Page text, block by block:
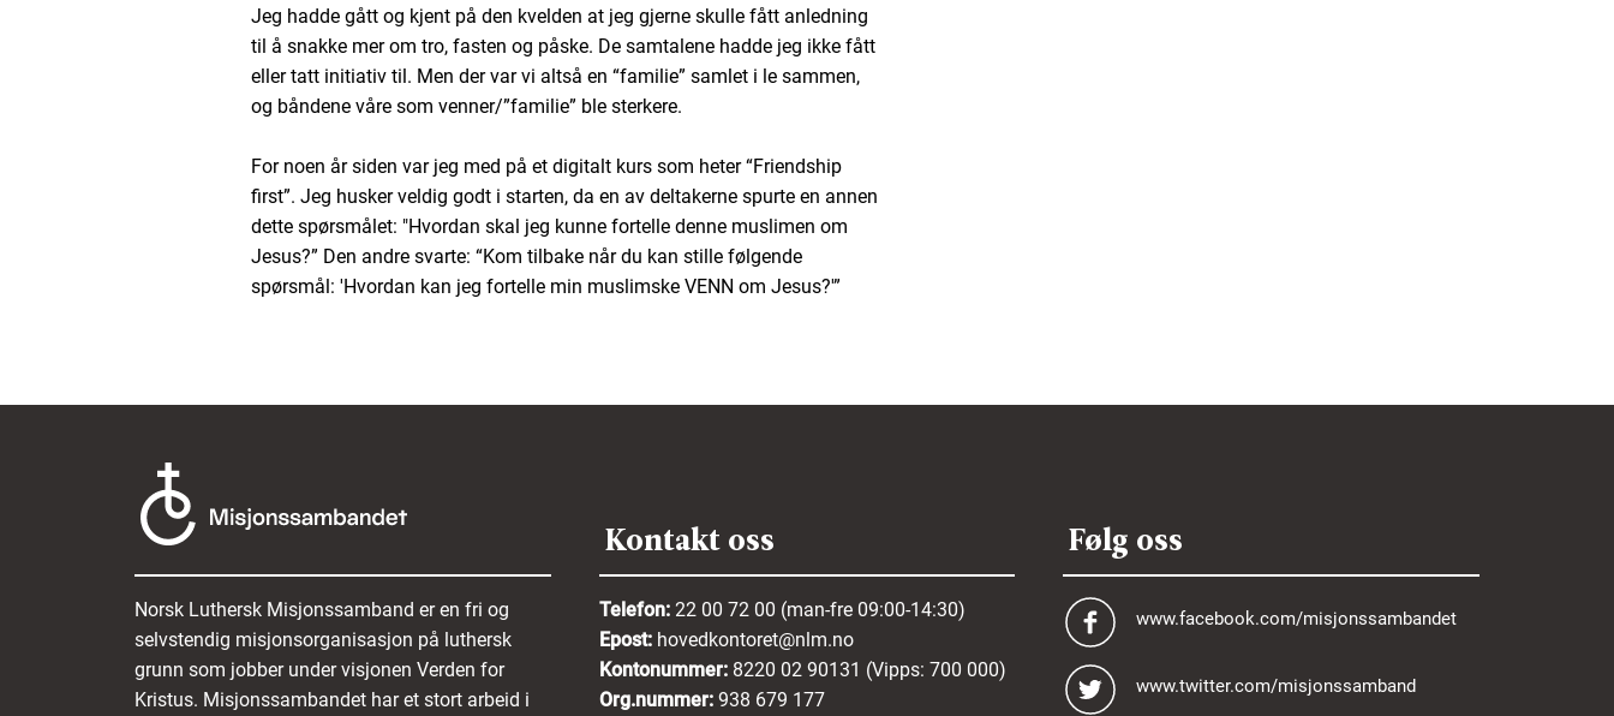
Jeg hadde gått og kjent på den kvelden at jeg gjerne skulle fått anledning
til å snakke mer om tro, fasten og påske. De samtalene hadde jeg ikke fått
eller tatt initiativ til. Men der var vi altså en “familie” samlet i le sammen,
og båndene våre som venner/”familie” ble sterkere.
For noen år siden var jeg med på et digitalt kurs som heter “Friendship
first”. Jeg husker veldig godt i starten, da en av deltakerne spurte en annen
dette spørsmålet: "Hvordan skal jeg kunne fortelle denne muslimen om
Jesus?” Den andre svarte: “Kom tilbake når du kan stille følgende
spørsmål: 'Hvordan kan jeg fortelle min muslimske VENN om Jesus?'”
Norsk Luthersk Misjonssamband er en fri og
selvstendig misjonsorganisasjon på luthersk
grunn som jobber under visjonen Verden for
Kristus. Misjonssambandet har et stort arbeid i
Kontakt oss
Telefon: 22 00 72 00 (man-fre 09:00-14:30)
Epost: hovedkontoret@nlm.no
Kontonummer: 8220 02 90131 (Vipps: 700 000)
Org.nummer: 938 679 177
Følg oss
www.facebook.com/misjonssambandet
www.twitter.com/misjonssamband